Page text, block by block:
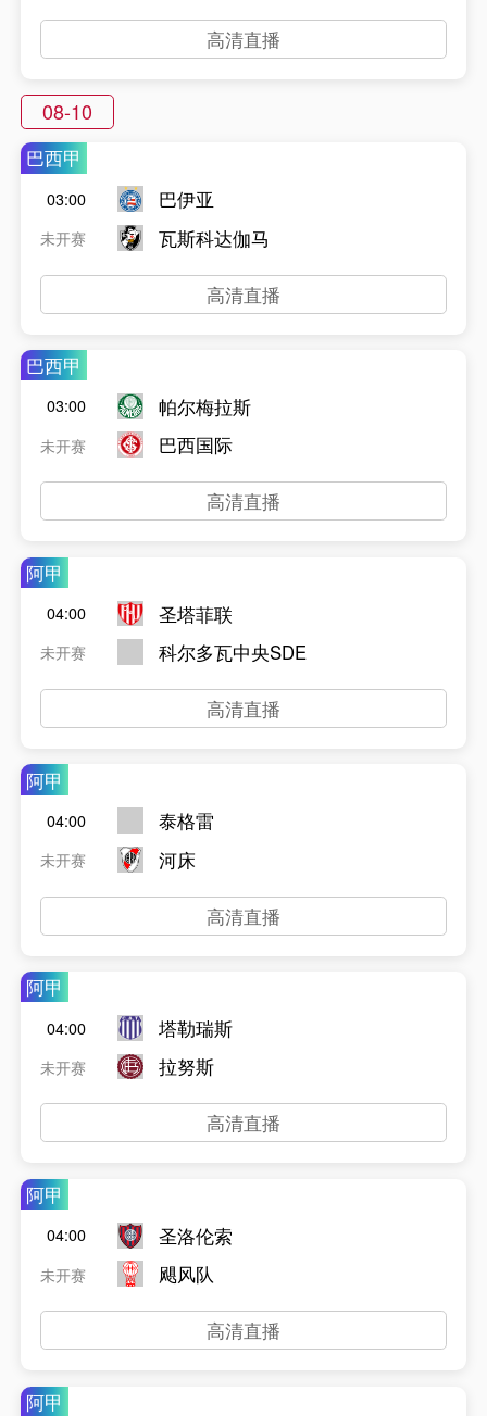
高清直播
08-10
巴西甲
03:00
未开赛
巴伊亚
瓦斯科达伽马
高清直播
巴西甲
03:00
未开赛
帕尔梅拉斯
巴西国际
高清直播
阿甲
04:00
未开赛
圣塔菲联
科尔多瓦中央SDE
高清直播
阿甲
04:00
未开赛
泰格雷
河床
高清直播
阿甲
04:00
未开赛
塔勒瑞斯
拉努斯
高清直播
阿甲
04:00
未开赛
圣洛伦索
飓风队
高清直播
阿甲